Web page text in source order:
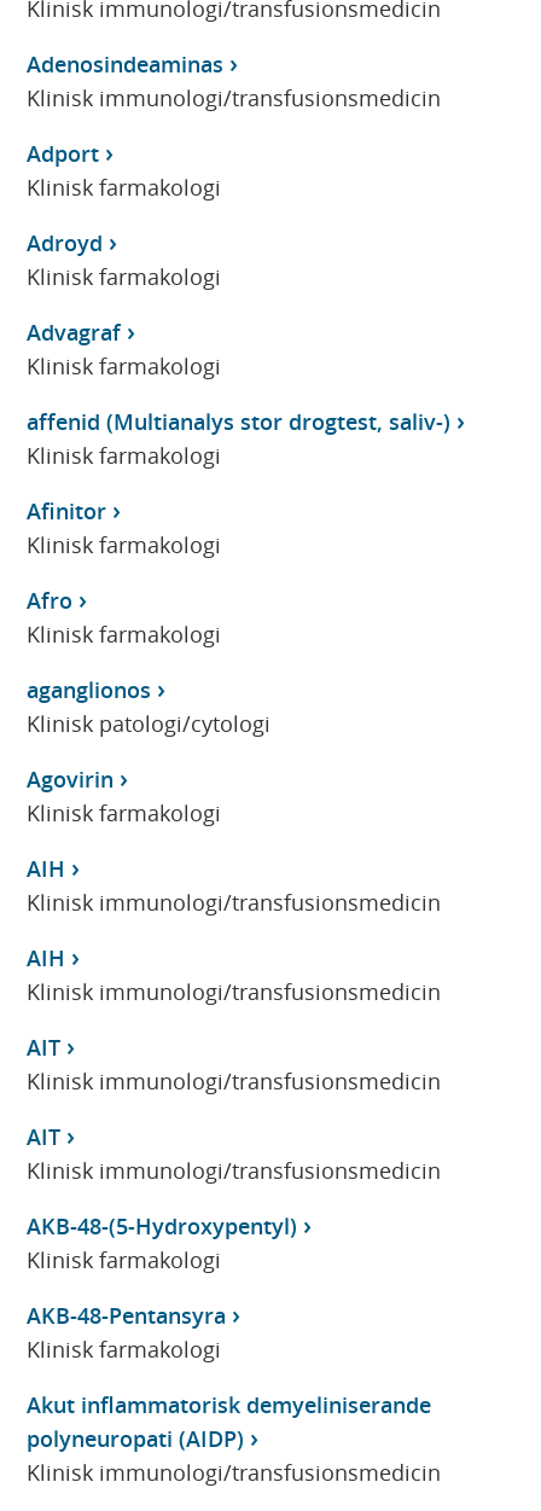
Klinisk immunologi/transfusionsmedicin
Adenosindeaminas
Klinisk immunologi/transfusionsmedicin
Adport
Klinisk farmakologi
Adroyd
Klinisk farmakologi
Advagraf
Klinisk farmakologi
affenid (Multianalys stor drogtest, saliv-)
Klinisk farmakologi
Afinitor
Klinisk farmakologi
Afro
Klinisk farmakologi
aganglionos
Klinisk patologi/cytologi
Agovirin
Klinisk farmakologi
AIH
Klinisk immunologi/transfusionsmedicin
AIH
Klinisk immunologi/transfusionsmedicin
AIT
Klinisk immunologi/transfusionsmedicin
AIT
Klinisk immunologi/transfusionsmedicin
AKB-48-(5-Hydroxypentyl)
Klinisk farmakologi
AKB-48-Pentansyra
Klinisk farmakologi
Akut inflammatorisk demyeliniserande
polyneuropati (AIDP)
Klinisk immunologi/transfusionsmedicin